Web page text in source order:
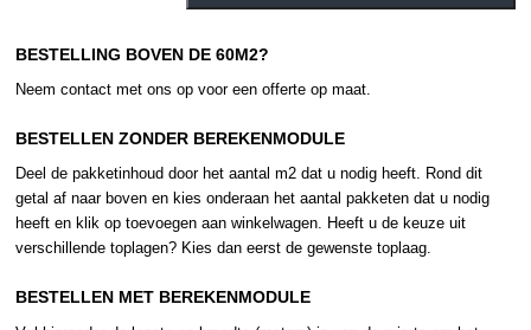
serie
15023
BESTELLING BOVEN DE 60M2?
Neem contact met ons op voor een offerte op maat.
BESTELLEN ZONDER BEREKENMODULE
Deel de pakketinhoud door het aantal m2 dat u nodig heeft. Rond dit
getal af naar boven en kies onderaan het aantal pakketen dat u nodig
heeft en klik op toevoegen aan winkelwagen. Heeft u de keuze uit
verschillende toplagen? Kies dan eerst de gewenste toplaag.
BESTELLEN MET BEREKENMODULE